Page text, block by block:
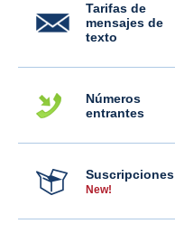
Tarifas de
mensajes de
texto
Números
entrantes
Suscripciones
New!